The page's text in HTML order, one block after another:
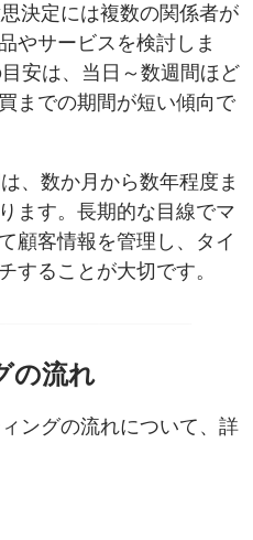
決定には複数の関係者が
やサービスを検討しま
安は、当日～数週間ほど
までの期間が短い傾向で
、数か月から数年程度ま
ます。長期的な目線でマ
顧客情報を管理し、タイ
することが大切です。
の流れ
ングの流れについて、詳